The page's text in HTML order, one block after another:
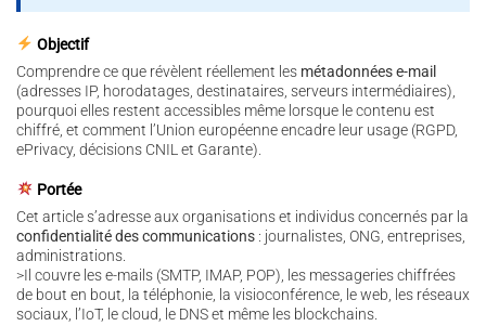
Objectif
Comprendre ce que révèlent réellement les métadonnées e-mail
(adresses IP, horodatages, destinataires, serveurs intermédiaires),
pourquoi elles restent accessibles même lorsque le contenu est
chiffré, et comment l’Union européenne encadre leur usage (RGPD,
ePrivacy, décisions CNIL et Garante).
Portée
Cet article s’adresse aux organisations et individus concernés par la
confidentialité des communications : journalistes, ONG, entreprises,
administrations.
>Il couvre les e-mails (SMTP, IMAP, POP), les messageries chiffrées
de bout en bout, la téléphonie, la visioconférence, le web, les réseaux
sociaux, l’IoT, le cloud, le DNS et même les blockchains.